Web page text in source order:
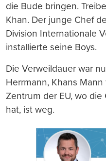
die Bude bringen.
Khan. Der junge Chef
Division Internationale
installierte seine Boys.
Die Verweildauer war
Herrmann, Khans
Zentrum der EU, wo
hat, ist weg.